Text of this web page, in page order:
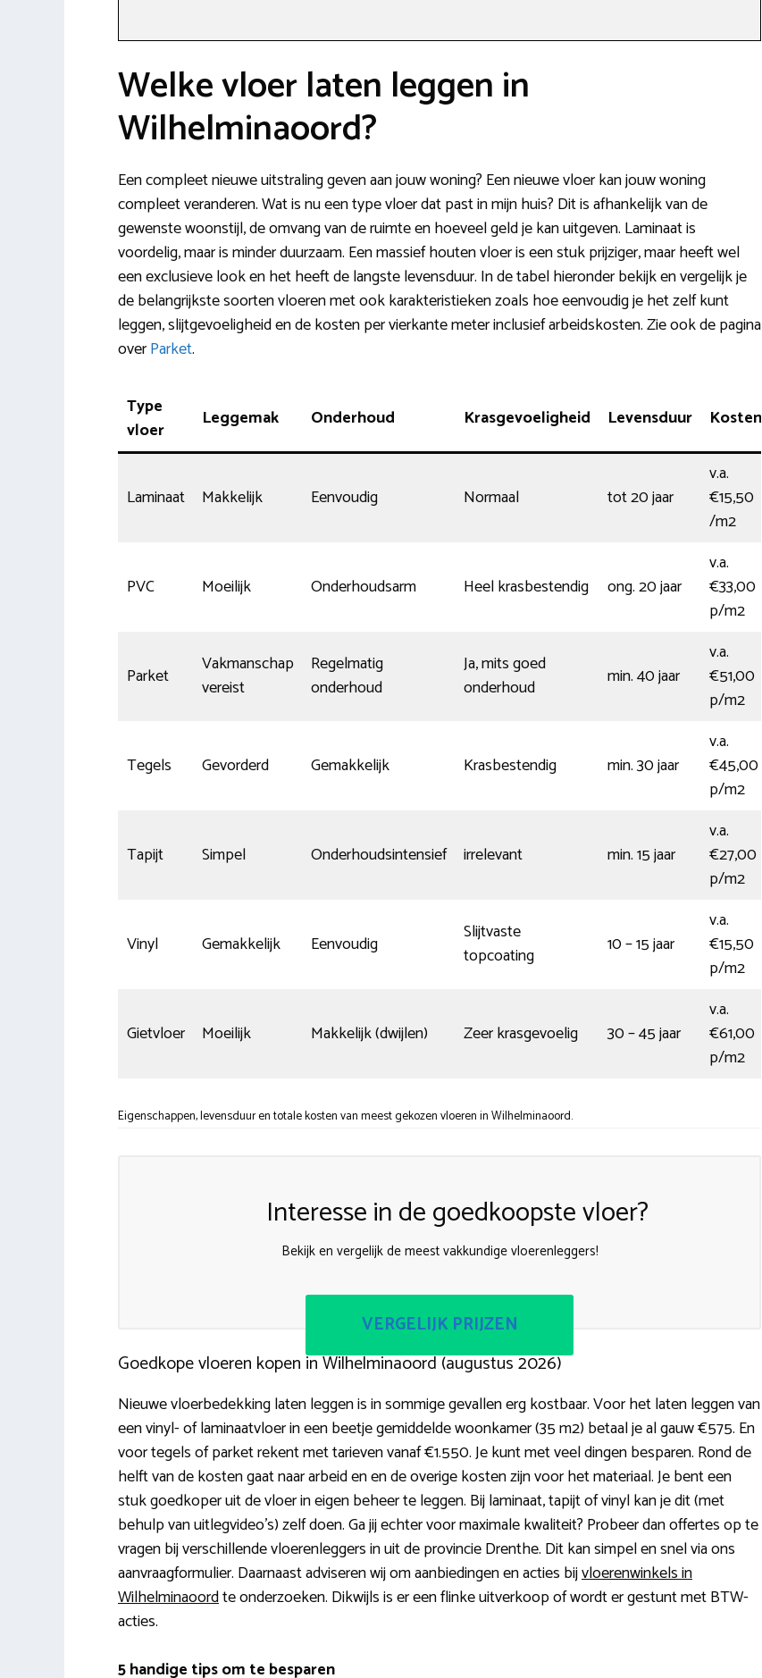
Welke vloer laten leggen in
Wilhelminaoord?
Een compleet nieuwe uitstraling geven aan jouw woning? Een nieuwe vloer kan jouw woning
compleet veranderen. Wat is nu een type vloer dat past in mijn huis? Dit is afhankelijk van de
gewenste woonstijl, de omvang van de ruimte en hoeveel geld je kan uitgeven. Laminaat is
voordelig, maar is minder duurzaam. Een massief houten vloer is een stuk prijziger, maar heeft wel
een exclusieve look en het heeft de langste levensduur. In de tabel hieronder bekijk en vergelijk je
de belangrijkste soorten vloeren met ook karakteristieken zoals hoe eenvoudig je het zelf kunt
leggen, slijtgevoeligheid en de kosten per vierkante meter inclusief arbeidskosten. Zie ook de pagina
overParket.
Type
vloer
Leggemak Onderhoud Krasgevoeligheid Levensduur Kosten
Laminaat Makkelijk Eenvoudig Normaal tot 20 jaar
v.a.
€15,50
/m2
PVC Moeilijk Onderhoudsarm Heel krasbestendig ong. 20 jaar
v.a.
€33,00
p/m2
Parket
Vakmanschap
vereist
Regelmatig
onderhoud
Ja, mits goed
onderhoud
min. 40 jaar
v.a.
€51,00
p/m2
Tegels Gevorderd Gemakkelijk Krasbestendig min. 30 jaar
v.a.
€45,00
p/m2
Tapijt Simpel Onderhoudsintensief irrelevant min. 15 jaar
v.a.
€27,00
p/m2
Vinyl Gemakkelijk Eenvoudig
Slijtvaste
topcoating
10 – 15 jaar
v.a.
€15,50
p/m2
Gietvloer Moeilijk Makkelijk (dwijlen) Zeer krasgevoelig 30 – 45 jaar
v.a.
€61,00
p/m2
Eigenschappen, levensduur en totale kosten van meest gekozen vloeren in Wilhelminaoord.
Interesse in de goedkoopste vloer?
Bekijk en vergelijk de meest vakkundige vloerenleggers!
VERGELIJK PRIJZEN
Goedkope vloeren kopen in Wilhelminaoord (augustus 2026)
Nieuwe vloerbedekking laten leggen is in sommige gevallen erg kostbaar. Voor het laten leggen van
een vinyl- of laminaatvloer in een beetje gemiddelde woonkamer (35 m2) betaal je al gauw €575. En
voor tegels of parket rekent met tarieven vanaf €1.550. Je kunt met veel dingen besparen. Rond de
helft van de kosten gaat naar arbeid en en de overige kosten zijn voor het materiaal. Je bent een
stuk goedkoper uit de vloer in eigen beheer te leggen. Bij laminaat, tapijt of vinyl kan je dit (met
behulp van uitlegvideo’s) zelf doen. Ga jij echter voor maximale kwaliteit? Probeer dan offertes op te
vragen bij verschillende vloerenleggers in uit de provincie Drenthe. Dit kan simpel en snel via ons
aanvraagformulier. Daarnaast adviseren wij om aanbiedingen en acties bijvloerenwinkels in
Wilhelminaoordte onderzoeken. Dikwijls is er een flinke uitverkoop of wordt er gestunt met BTW-
acties.
5 handige tips om te besparen